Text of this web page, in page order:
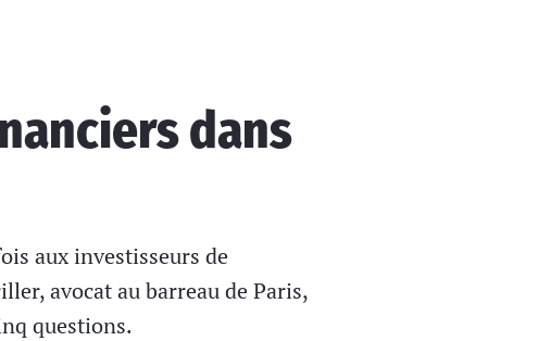
dans
aux investisseurs de
avocat au barreau de Paris,
questions.